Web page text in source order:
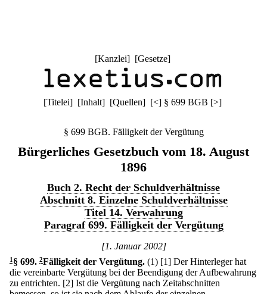
[Kanzlei] [Gesetze]
[Titelei] [Inhalt] [Quellen] [<] § 699 BGB [>]
§ 699 BGB. Fälligkeit der Vergütung
Bürgerliches Gesetzbuch vom 18. August
1896
Buch 2. Recht der Schuldverhältnisse
Abschnitt 8. Einzelne Schuldverhältnisse
Titel 14. Verwahrung
Paragraf 699. Fälligkeit der Vergütung
[1. Januar 2002]
1 § 699. 2Fälligkeit der Vergütung. (1) [1] Der Hinterleger hat
die vereinbarte Vergütung bei der Beendigung der Aufbewahrung
zu entrichten. [2] Ist die Vergütung nach Zeitabschnitten